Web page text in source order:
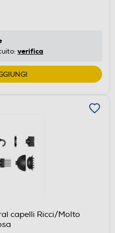
verifica
capelli Ricci/Molto